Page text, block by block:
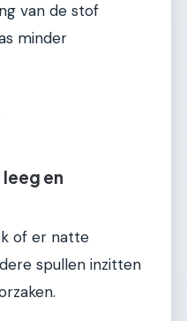
van de stof
minder
leeg en
of er natte
spullen inzitten